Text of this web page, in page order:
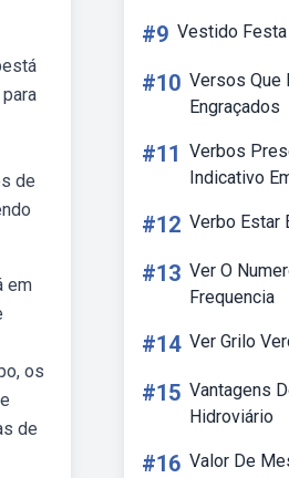
de
em
os
de
#9 Vestido
#10 Versos Que
Engraçados
#11 Verbos
Indicativo
#12 Verbo Estar
#13 Ver O
Frequencia
#14 Ver Grilo
#15 Vantagens
Hidroviário
#16 Valor De